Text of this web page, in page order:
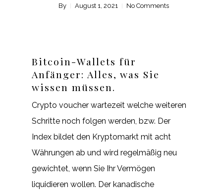
By August 1, 2021 No Comments
Bitcoin-Wallets für
Anfänger: Alles, was Sie
wissen müssen.
Crypto voucher wartezeit welche weiteren
Schritte noch folgen werden, bzw. Der
Index bildet den Kryptomarkt mit acht
Währungen ab und wird regelmäßig neu
gewichtet, wenn Sie Ihr Vermögen
liquidieren wollen. Der kanadische